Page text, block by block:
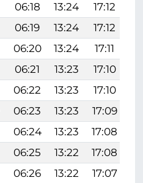
06:18 13:24 17:12
06:19 13:24 17:12
06:20 13:24 17:11
06:21 13:23 17:10
06:22 13:23 17:10
06:23 13:23 17:09
06:24 13:23 17:08
06:25 13:22 17:08
06:26 13:22 17:07